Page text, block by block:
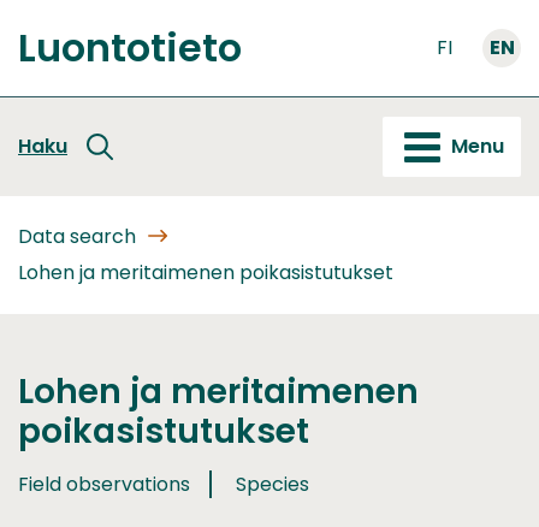
to
content
Front
Luontotieto FI EN
Haku Menu
Data search
Lohen ja meritaimenen poikasistutukset
Lohen ja meritaimenen
poikasistutukset
Field observations Species